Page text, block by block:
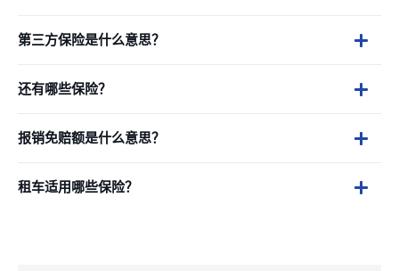
第三方保险是什么意思？
还有哪些保险？
报销免赔额是什么意思？
租车适用哪些保险？